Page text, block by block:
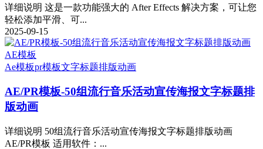
详细说明 这是一款功能强大的 After Effects 解决方案，可让您
轻松添加平滑、可...
2025-09-15
AE模板
Ae模板pr模板文字标题排版动画
AE/PR模板-50组流行音乐活动宣传海报文字标题排
版动画
详细说明 50组流行音乐活动宣传海报文字标题排版动画
AE/PR模板 适用软件：...